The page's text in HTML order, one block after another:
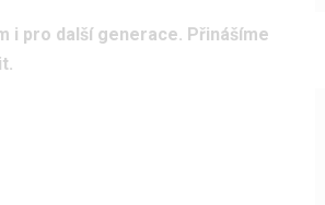
i pro další generace. Přinášíme